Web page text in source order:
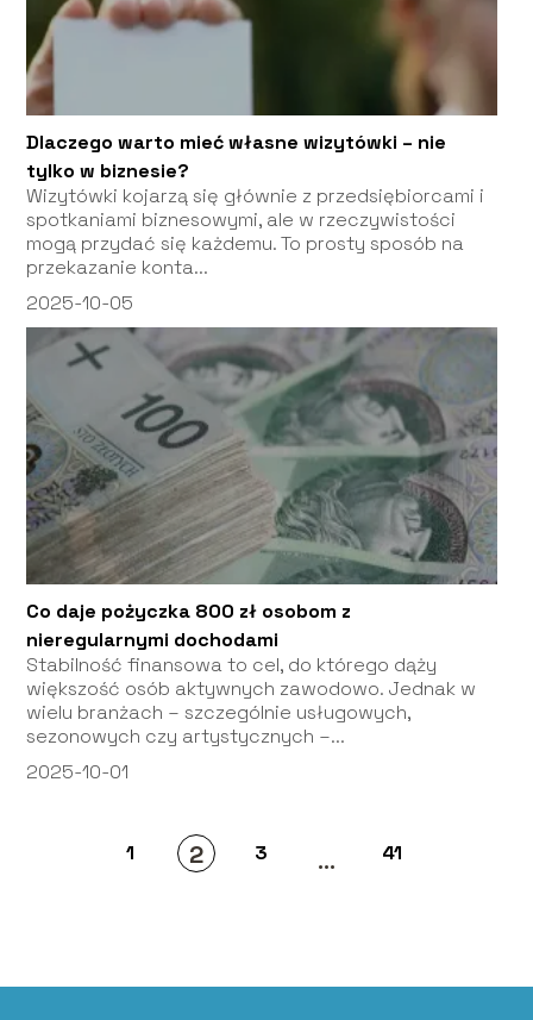
Dlaczego warto mieć własne wizytówki – nie
tylko w biznesie?
Wizytówki kojarzą się głównie z przedsiębiorcami i
spotkaniami biznesowymi, ale w rzeczywistości
mogą przydać się każdemu. To prosty sposób na
przekazanie konta...
2025-10-05
Co daje pożyczka 800 zł osobom z
nieregularnymi dochodami
Stabilność finansowa to cel, do którego dąży
większość osób aktywnych zawodowo. Jednak w
wielu branżach – szczególnie usługowych,
sezonowych czy artystycznych –...
2025-10-01
1 2 3 ... 41